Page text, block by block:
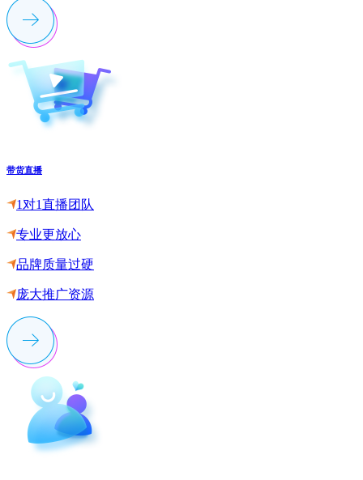
带货直播
1对1直播团队
专业更放心
品牌质量过硬
庞大推广资源